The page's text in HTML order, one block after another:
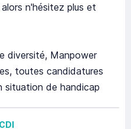
n'hésitez plus et
diversité, Manpower
toutes candidatures
situation de handicap
CDI